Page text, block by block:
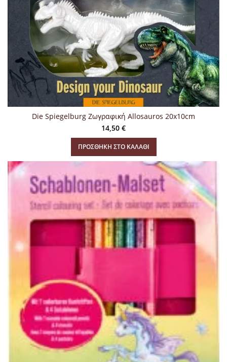
Die Spiegelburg Ζωγραφική Allosauros 20x10cm
14,50 €
ΠΡΟΣΘΉΚΗ ΣΤΟ ΚΑΛΆΘΙ